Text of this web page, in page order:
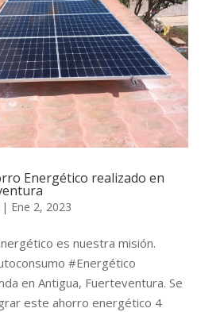
Energético realizado en
| Ene 2, 2023
es nuestra misión.
#Energético
en Antigua, Fuerteventura. Se
este ahorro energético 4